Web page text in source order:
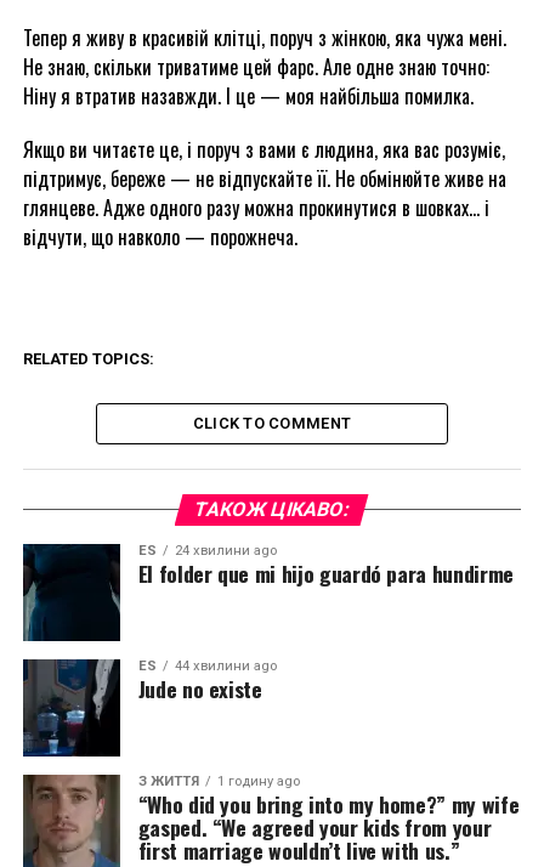
Тепер я живу в красивій клітці, поруч з жінкою, яка чужа мені.
Не знаю, скільки триватиме цей фарс. Але одне знаю точно:
Ніну я втратив назавжди. І це — моя найбільша помилка.
Якщо ви читаєте це, і поруч з вами є людина, яка вас розуміє,
підтримує, береже — не відпускайте її. Не обмінюйте живе на
глянцеве. Адже одного разу можна прокинутися в шовках… і
відчути, що навколо — порожнеча.
RELATED TOPICS:
CLICK TO COMMENT
ТАКОЖ ЦІКАВО:
ES 24 хвилини ago
El folder que mi hijo guardó para hundirme
ES 44 хвилини ago
Jude no existe
З ЖИТТЯ 1 годину ago
“Who did you bring into my home?” my wife
gasped. “We agreed your kids from your
first marriage wouldn’t live with us.”